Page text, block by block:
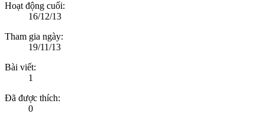
Hoạt động cuối:
16/12/13
Tham gia ngày:
19/11/13
Bài viết:
1
Đã được thích:
0